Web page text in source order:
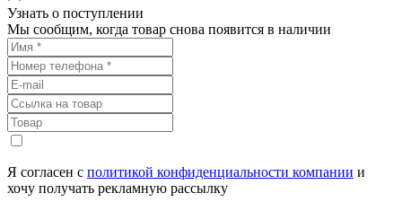
Узнать о поступлении
Мы сообщим, когда товар снова появится в наличии
Я согласен с политикой конфиденциальности компании и
хочу получать рекламную рассылку